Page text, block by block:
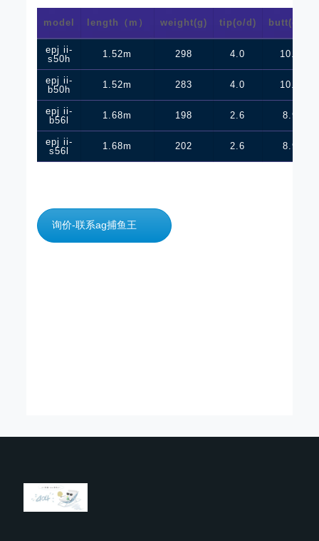
model length（m） weight(g) tip(o/d) butt(o/d)
epj ii-
s50h
1.52m 298 4.0 10.4
epj ii-
b50h
1.52m 283 4.0 10.4
epj ii-
b56l
1.68m 198 2.6 8.9
epj ii-
s56l
1.68m 202 2.6 8.9
询价-联系ag捕鱼王